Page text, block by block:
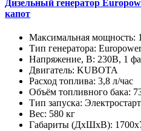
Дизельный генератор
капот
Максимальная мощность:
Тип генератора:
Напряжение, В: 230В, 1
Двигатель: KUBOTA
Расход топлива: 3,8 л/час
Объём топливного бака:
Тип запуска:
Вес: 580 кг
Габариты (ДхШхВ):